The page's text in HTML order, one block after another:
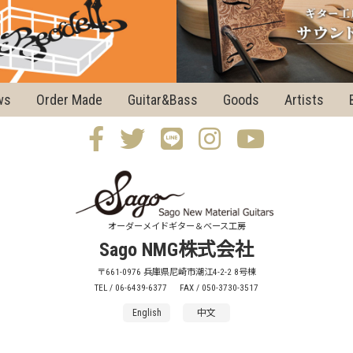
Order Made Guitar&Bass Goods Artists
オーダーメイドギター＆ベース工房
Sago NMG株式会社
〒661-0976 兵庫県尼崎市潮江4-2-2 8号棟
TEL / 06-6439-6377
FAX / 050-3730-3517
English 中文